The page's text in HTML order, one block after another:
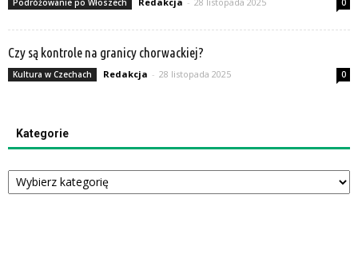
Podróżowanie po Włoszech 0
Czy są kontrole na granicy chorwackiej?
Kultura w Czechach Redakcja - 28 listopada 2025 0
Kategorie
Kategorie